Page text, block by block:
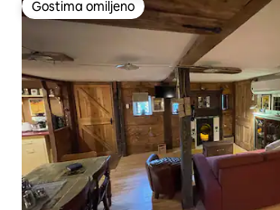
Gostima omiljeno
Gostima omiljeno